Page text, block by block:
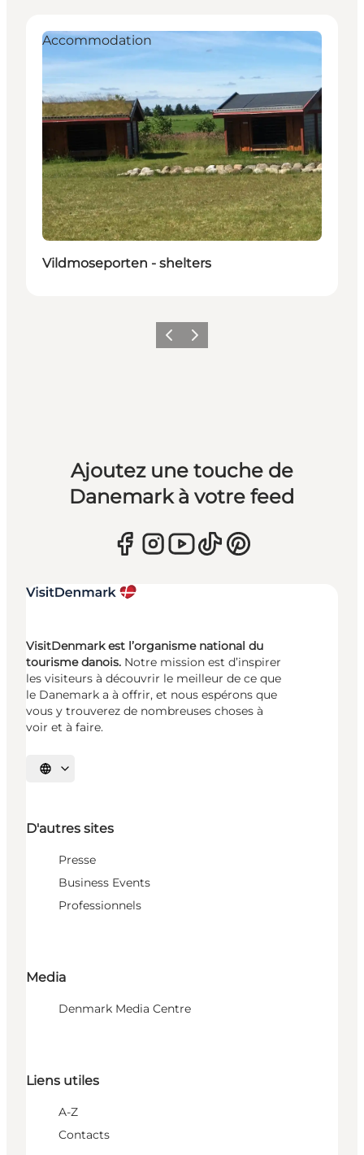
Accommodation
Vildmoseporten - shelters
PrécédentSuivant
Ajoutez une touche de
Danemark à votre feed
VisitDenmark est l’organisme national du
tourisme danois. Notre mission est d’inspirer
les visiteurs à découvrir le meilleur de ce que
le Danemark a à offrir, et nous espérons que
vous y trouverez de nombreuses choses à
voir et à faire.
Choisissez la langue
D'autres sites
Presse
Business Events
Professionnels
Media
Denmark Media Centre
Liens utiles
A-Z
Contacts